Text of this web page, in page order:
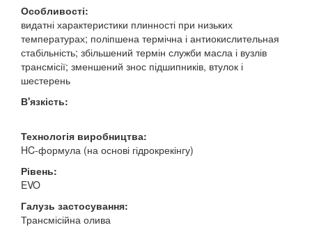
Особливості:
видатні характеристики плинності при низьких
температурах; поліпшена термічна і антиокислительная
стабільність; збільшений термін служби масла і вузлів
трансмісії; зменшений знос підшипників, втулок і
шестерень
В'язкість:
Технологія виробництва:
HC-формула (на основі гідрокрекінгу)
Рівень:
EVO
Галузь застосування:
Трансмісійна олива